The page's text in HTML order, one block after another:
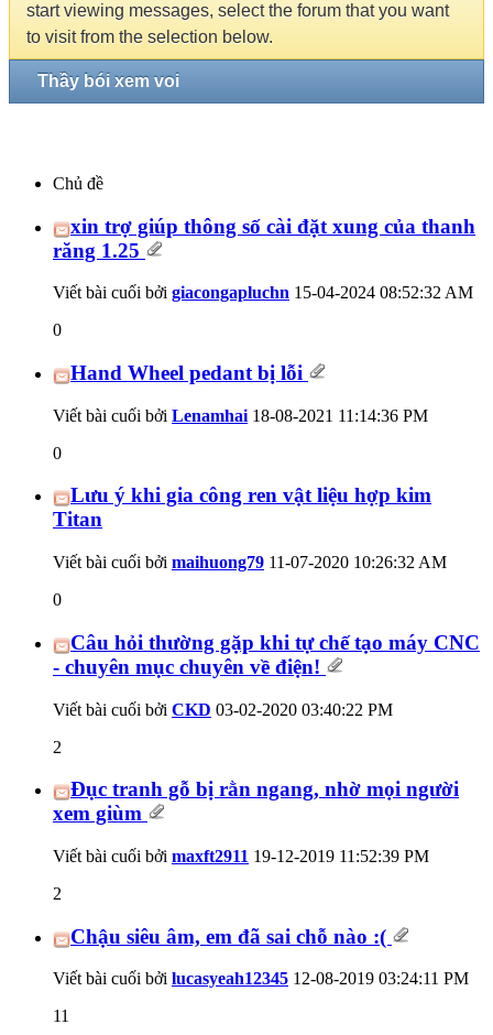
start viewing messages, select the forum that you want
to visit from the selection below.
Thầy bói xem voi
Chủ đề
xin trợ giúp thông số cài đặt xung của thanh
răng 1.25
Viết bài cuối bởi giacongapluchn 15-04-2024 08:52:32 AM
0
Hand Wheel pedant bị lỗi
Viết bài cuối bởi Lenamhai 18-08-2021 11:14:36 PM
0
Lưu ý khi gia công ren vật liệu hợp kim
Titan
Viết bài cuối bởi maihuong79 11-07-2020 10:26:32 AM
0
Câu hỏi thường gặp khi tự chế tạo máy CNC
- chuyên mục chuyên về điện!
Viết bài cuối bởi CKD 03-02-2020 03:40:22 PM
2
Đục tranh gỗ bị rằn ngang, nhờ mọi người
xem giùm
Viết bài cuối bởi maxft2911 19-12-2019 11:52:39 PM
2
Chậu siêu âm, em đã sai chỗ nào :(
Viết bài cuối bởi lucasyeah12345 12-08-2019 03:24:11 PM
11